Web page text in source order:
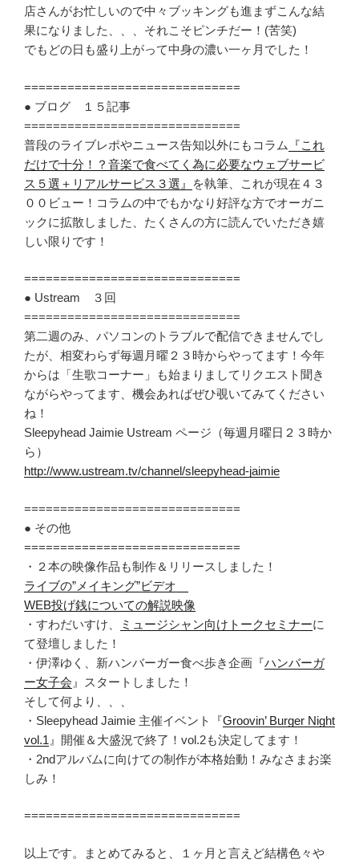
店さんがお忙しいので中々ブッキングも進まずこんな結
果になりました、、、それこそピンチだー！(苦笑)
でもどの日も盛り上がって中身の濃い一ヶ月でした！
==============================
● ブログ １５記事
==============================
普段のライブレポやニュース告知以外にもコラム
『これ
だけで十分！？音楽で食べてく為に必要なウェブサービ
ス５選＋リアルサービス３選』
を執筆、これが現在４３
００ビュー！コラムの中でもかなり好評な方でオーガニ
ックに拡散しました、たくさんの方に読んでいただき嬉
しい限りです！
==============================
● Ustream ３回
==============================
第二週のみ、パソコンのトラブルで配信できませんでし
たが、相変わらず毎週月曜２３時からやってます！今年
からは「生歌コーナー」も始まりましてリクエスト聞き
ながらやってます、機会あればぜひ覗いてみてください
ね！
Sleepyhead Jaimie Ustream ページ（毎週月曜日２３時か
ら）
http://www.ustream.tv/channel/sleepyhead-jaimie
==============================
● その他
==============================
・２本の映像作品も制作＆リリースしました！
ライブの”メイキング”ビデオ
WEB投げ銭についての解説映像
・すわだいすけ、
ミュージシャン向けトークセミナーに
て登壇しました！
・伊澤ゆく、新ハンバーガー食べ歩き企画『ハンバーガ
ー女子会 』スタートしました！
そして何より、、、
・Sleepyhead Jaimie 主催イベント『Groovin’ Burger Night
vol.1 』開催＆大盛況で終了！vol.2も決定してます！
・2ndアルバムに向けての制作が本格始動！みなさまお楽
しみ！
==============================
以上です。まとめてみると、１ヶ月と言えど結構色々や